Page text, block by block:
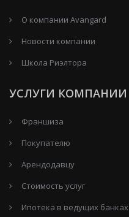
О компании Avangard
Новости компании
Школа Риэлтора
УСЛУГИ КОМПАНИИ
Франшиза
Покупателю
Арендодавцу
Стоимость услуг
Ипотека в ведущих банках